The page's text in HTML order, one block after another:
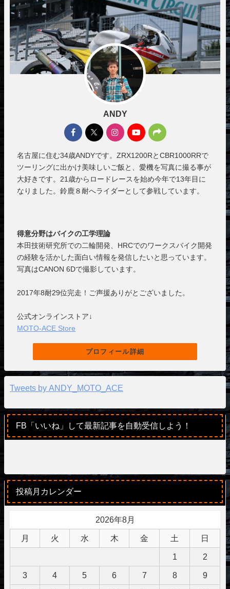
ANDY
名古屋に住む34歳ANDYです。ZRX1200RとCBR1000RRで
ツーリングに出かけ美味しいご飯と、愛機を写真に撮る事が
大好きです。21歳からロードレースを始め今年で13年目に
なりました。鈴鹿８耐へライダーとして参戦しています。
得意分野はバイクの工学理論
本田技術研究所での二輪開発、HRCでのワークスバイク開発
の経験を活かした面白い情報を発信したいと思っています。
写真はCANON 6Dで撮影しています。
2017年8耐29位完走！ご声援ありがとございました。
公式オンラインストア↓
MOTO-ACE Store
プロフィール詳細
Tweets by ANDY_MOTO_ACE
FB「いいね」して最新記事を自動受信しよう！
投稿月カレンダー
2026年8月
月 火 水 木 金 土 日
1 2
3 4 5 6 7 8 9